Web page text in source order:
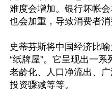
难度会增加。银行坏帐
也会加重，导致消费者消
史蒂芬斯将中国经济比
“纸牌屋”。它呈现出一
老龄化、人口净流出、
投资骤减等等。